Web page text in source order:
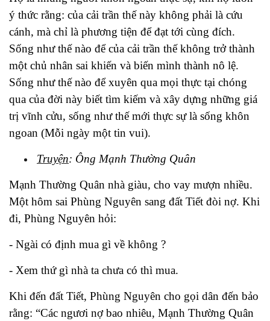
ý thức rằng: của cải trần thế này không phải là cứu
cánh, mà chỉ là phương tiện để đạt tới cùng đích.
Sống như thế nào để của cải trần thế không trở thành
một chủ nhân sai khiến và biến mình thành nô lệ.
Sống như thế nào để xuyên qua mọi thực tại chóng
qua của đời này biết tìm kiếm và xây dựng những giá
trị vĩnh cửu, sống như thế mới thực sự là sống khôn
ngoan (Mỗi ngày một tin vui).
Truyện: Ông Mạnh Thường Quân
Mạnh Thường Quân nhà giàu, cho vay mượn nhiều.
Một hôm sai Phùng Nguyên sang đất Tiết đòi nợ. Khi
đi, Phùng Nguyên hỏi:
- Ngài có định mua gì về không ?
- Xem thứ gì nhà ta chưa có thì mua.
Khi đến đất Tiết, Phùng Nguyên cho gọi dân đến bảo
rằng: “Các ngươi nợ bao nhiêu, Mạnh Thường Quân